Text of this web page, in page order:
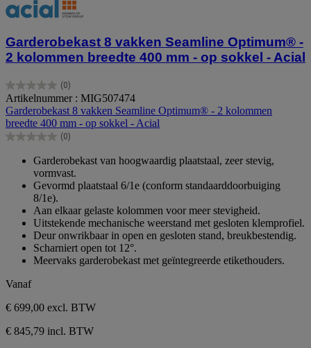
Garderobekast 8 vakken Seamline Optimum® -
2 kolommen breedte 400 mm - op sokkel - Acial
(0)
0.0
van
de
5
sterren.
Artikelnummer : MIG507474
Garderobekast 8 vakken Seamline Optimum® - 2 kolommen
breedte 400 mm - op sokkel - Acial
(0)
0.0
sterren.
Garderobekast van hoogwaardig plaatstaal, zeer stevig,
vormvast.
Gevormd plaatstaal 6/1e (conform standaarddoorbuiging
8/1e).
Aan elkaar gelaste kolommen voor meer stevigheid.
Uitstekende mechanische weerstand met gesloten klemprofiel.
Deur onwrikbaar in open en gesloten stand, breukbestendig.
Scharniert open tot 12°.
Meervaks garderobekast met geïntegreerde etikethouders.
Vanaf
€ 699,00 excl. BTW
€ 845,79 incl. BTW